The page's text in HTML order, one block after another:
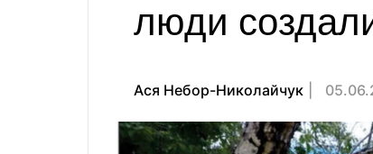
люди
Ася Небор-Николайчук